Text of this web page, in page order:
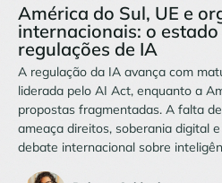
América do Sul, UE e
internacionais: o
regulações de IA
A regulação da IA avança com
liderada pelo AI Act, enquanto a
propostas fragmentadas. A falta
ameaça direitos, soberania digital
debate internacional sobre